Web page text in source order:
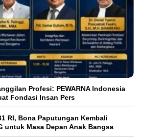
Profesi: PEWARNA Indonesia
Fondasi Insan Pers
RI, Bona Paputungan Kembali
untuk Masa Depan Anak Bangsa